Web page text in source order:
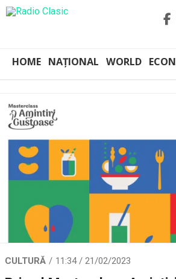
HOME NAȚIONAL WORLD
CULTURĂ 11:34 / 21/02/2023